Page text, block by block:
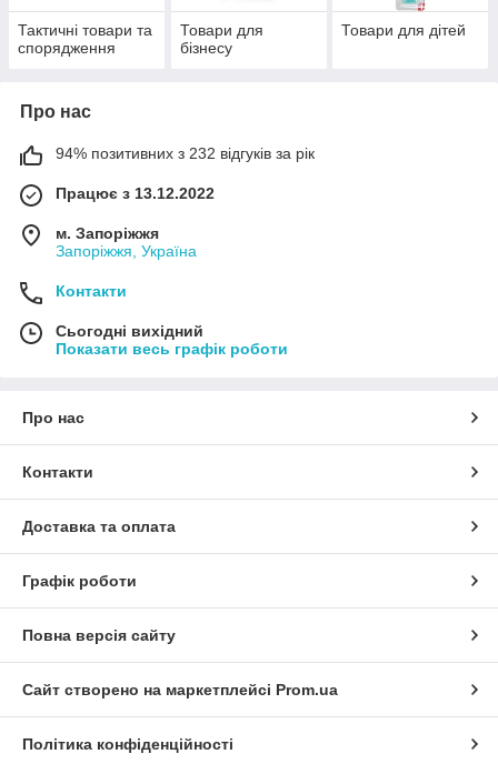
Тактичні товари та
спорядження
Товари для
бізнесу
Товари для дітей
Про нас
94% позитивних з 232 відгуків за рік
Працює з 13.12.2022
м. Запоріжжя
Запоріжжя, Україна
Контакти
Сьогодні вихідний
Показати весь графік роботи
Про нас
Контакти
Доставка та оплата
Графік роботи
Повна версія сайту
Сайт створено на маркетплейсі Prom.ua
Політика конфіденційності